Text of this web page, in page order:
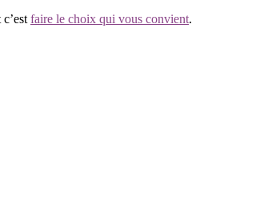
faire le choix qui vous convient.